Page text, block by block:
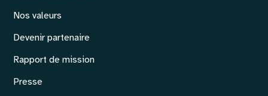
Nos valeurs
Devenir partenaire
Rapport de mission
Presse